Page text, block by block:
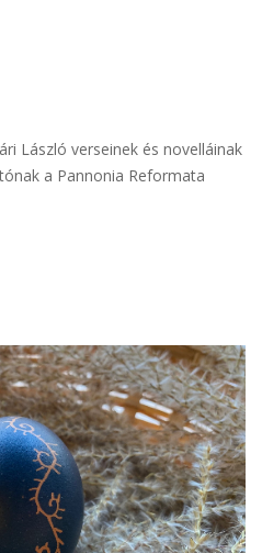
László verseinek és novelláinak
a Pannonia Reformata